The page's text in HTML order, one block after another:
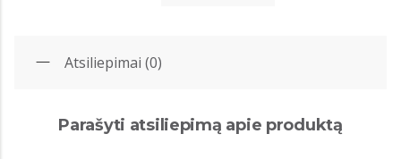
Atsiliepimai (0)
Parašyti atsiliepimą apie produktą